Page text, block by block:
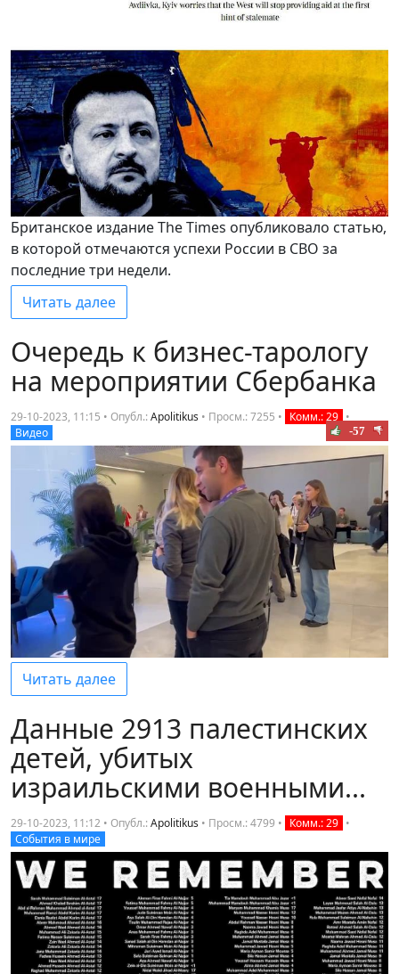
Британское издание The Times опубликовало статью,
в которой отмечаются успехи России в СВО за
последние три недели.
Читать далее
Очередь к бизнес-тарологу
на мероприятии Сбербанка
29-10-2023, 11:15 • Опубл.:Apolitikus • Просм.: 7255 • Комм.: 29 •
Видео
-57
Читать далее
Данные 2913 палестинских
детей, убитых
израильскими военными...
29-10-2023, 11:12 • Опубл.:Apolitikus • Просм.: 4799 • Комм.: 29 •
События в мире